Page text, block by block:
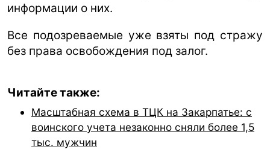
информации о них.
Все подозреваемые уже взяты под стражу
без права освобождения под залог.
Читайте также:
Масштабная схема в ТЦК на Закарпатье: с
воинского учета незаконно сняли более 1,5
тыс. мужчин